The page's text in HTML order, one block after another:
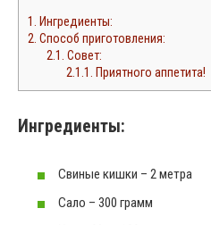
1. Ингредиенты:
2. Способ приготовления:
2.1. Совет:
2.1.1. Приятного аппетита!
Ингредиенты:
Свиные кишки – 2 метра
Сало – 300 грамм